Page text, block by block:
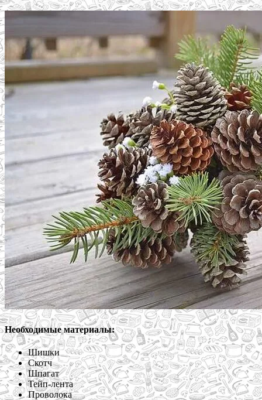
Необходимые материалы:
Шишки
Скотч
Шпагат
Тейп-лента
Проволока